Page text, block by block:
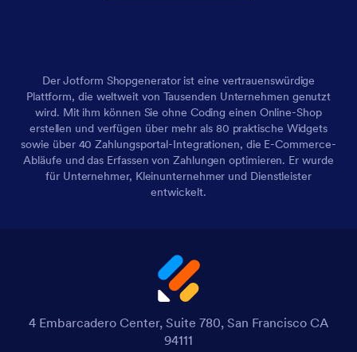
Der Jotform Shopgenerator ist eine vertrauenswürdige
Plattform, die weltweit von Tausenden Unternehmen genutzt
wird. Mit ihm können Sie ohne Coding einen Online-Shop
erstellen und verfügen über mehr als 80 praktische Widgets
sowie über 40 Zahlungsportal-Integrationen, die E-Commerce-
Abläufe und das Erfassen von Zahlungen optimieren. Er wurde
für Unternehmer, Kleinunternehmer und Dienstleister
entwickelt.
4 Embarcadero Center, Suite 780, San Francisco CA
94111